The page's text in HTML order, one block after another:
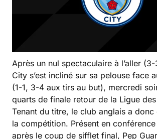
Après un nul spectaculaire à l’aller
City s’est incliné sur sa pelouse face
(1-1, 3-4 aux tirs au but), mercredi
quarts de finale retour de la Ligue
Tenant du titre, le club anglais a donc
la compétition. Présent en
après le coup de sifflet final, Pep